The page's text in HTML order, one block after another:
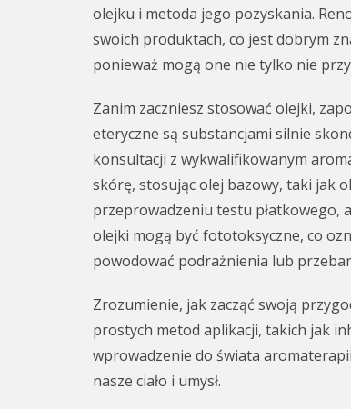
olejku i metoda jego pozyskania.
swoich produktach, co jest dobrym
ponieważ mogą one nie tylko nie
Zanim zaczniesz stosować olejki,
eteryczne są substancjami silnie
konsultacji z wykwalifikowanym
skórę, stosując olej bazowy, taki jak
przeprowadzeniu testu płatkowego,
olejki mogą być fototoksyczne, co
powodować podrażnienia lub
Zrozumienie, jak zacząć swoją
prostych metod aplikacji, takich jak
wprowadzenie do świata
nasze ciało i umysł.